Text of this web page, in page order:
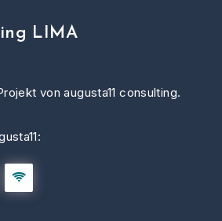
LIMA
von augusta11 consulting.